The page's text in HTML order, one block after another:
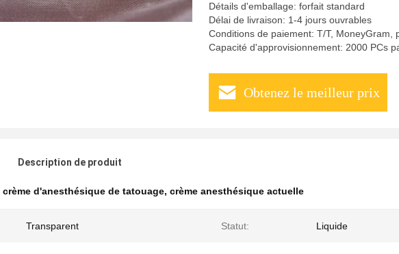
Détails d'emballage: forfait standard
Délai de livraison: 1-4 jours ouvrables
Conditions de paiement: T/T, MoneyGram,
Capacité d'approvisionnement: 2000 PCs
Obtenez le meilleur prix
Description de produit
crème d'anesthésique de tatouage, crème anesthésique actuelle
Transparent Statut: Liquide